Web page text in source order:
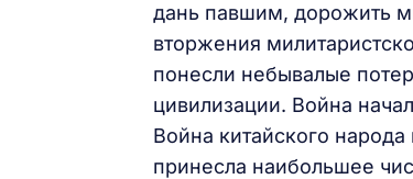
дань павшим, дорожить
вторжения
понесли небывалые
цивилизации. Война
Война китайского
принесла наибольшее